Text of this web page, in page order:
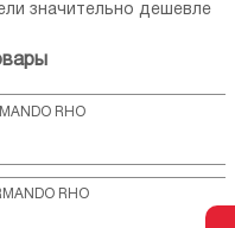
значительно дешевле
RHO
RHO